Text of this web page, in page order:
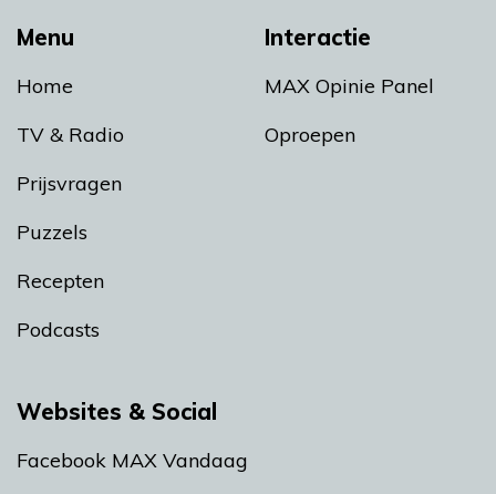
Menu
Home
TV & Radio
Prijsvragen
Puzzels
Recepten
Podcasts
Interactie
MAX Opinie Panel
Oproepen
Websites & Social
Facebook MAX Vandaag